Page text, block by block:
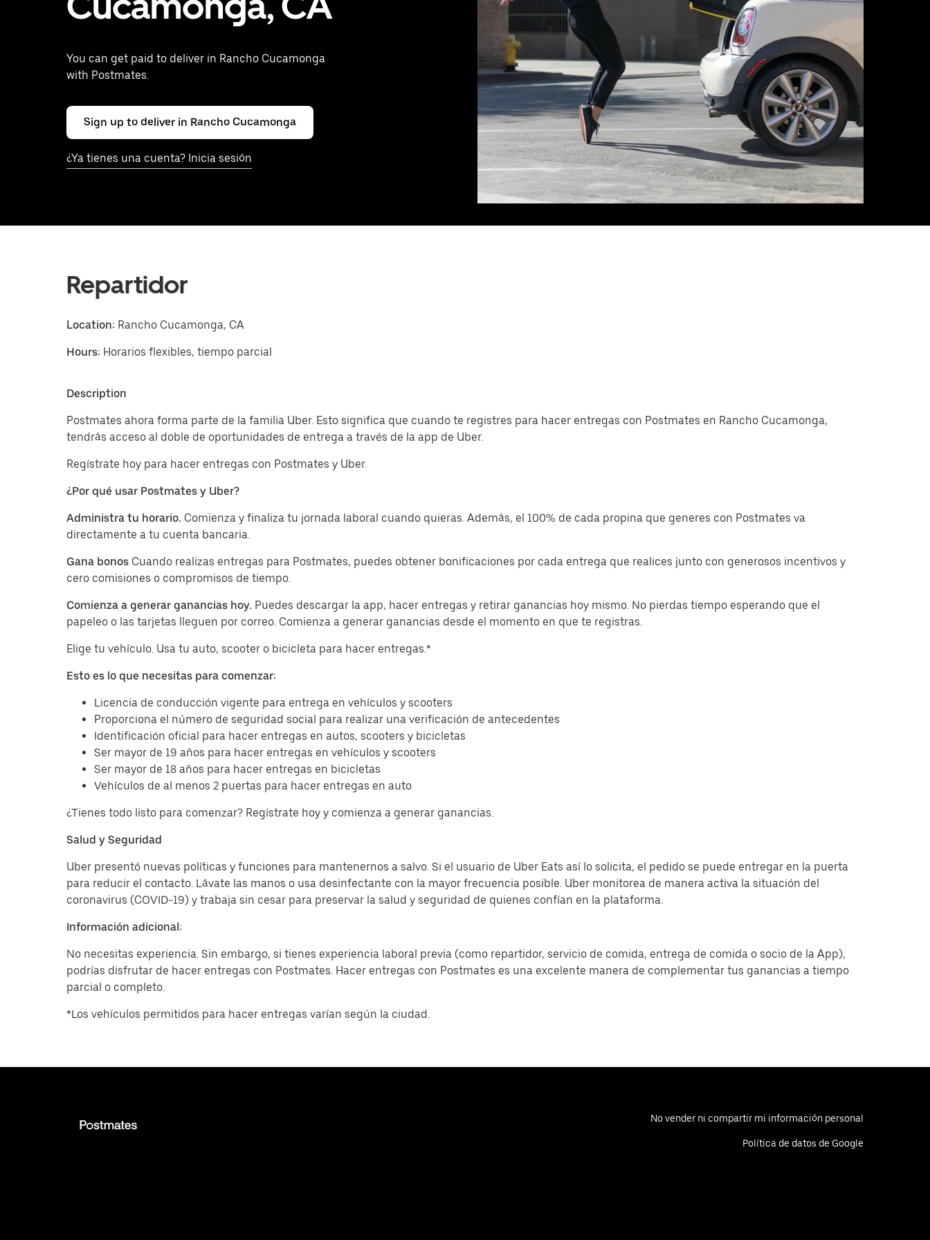
You can get paid to deliver in Rancho Cucamonga
with Postmates.
Sign up to deliver in Rancho Cucamonga
¿Ya tienes una cuenta? Inicia sesión
Repartidor
Location: Rancho Cucamonga, CA
Hours: Horarios flexibles, tiempo parcial
Description
Postmates ahora forma parte de la familia Uber. Esto significa que cuando te registres para hacer entregas con Postmates en Rancho Cucamonga,
tendrás acceso al doble de oportunidades de entrega a través de la app de Uber.
Regístrate hoy para hacer entregas con Postmates y Uber.
¿Por qué usar Postmates y Uber?
Administra tu horario. Comienza y finaliza tu jornada laboral cuando quieras. Además, el 100% de cada propina que generes con Postmates va
directamente a tu cuenta bancaria.
Gana bonos Cuando realizas entregas para Postmates, puedes obtener bonificaciones por cada entrega que realices junto con generosos incentivos y
cero comisiones o compromisos de tiempo.
Comienza a generar ganancias hoy. Puedes descargar la app, hacer entregas y retirar ganancias hoy mismo. No pierdas tiempo esperando que el
papeleo o las tarjetas lleguen por correo. Comienza a generar ganancias desde el momento en que te registras.
Elige tu vehículo. Usa tu auto, scooter o bicicleta para hacer entregas.*
Esto es lo que necesitas para comenzar:
Licencia de conducción vigente para entrega en vehículos y scooters
Proporciona el número de seguridad social para realizar una verificación de antecedentes
Identificación oficial para hacer entregas en autos, scooters y bicicletas
Ser mayor de 19 años para hacer entregas en vehículos y scooters
Ser mayor de 18 años para hacer entregas en bicicletas
Vehículos de al menos 2 puertas para hacer entregas en auto
¿Tienes todo listo para comenzar? Regístrate hoy y comienza a generar ganancias.
Salud y Seguridad
Uber presentó nuevas políticas y funciones para mantenernos a salvo. Si el usuario de Uber Eats así lo solicita, el pedido se puede entregar en la puerta
para reducir el contacto. Lávate las manos o usa desinfectante con la mayor frecuencia posible. Uber monitorea de manera activa la situación del
coronavirus (COVID-19) y trabaja sin cesar para preservar la salud y seguridad de quienes confían en la plataforma.
Información adicional:
No necesitas experiencia. Sin embargo, si tienes experiencia laboral previa (como repartidor, servicio de comida, entrega de comida o socio de la App),
podrías disfrutar de hacer entregas con Postmates. Hacer entregas con Postmates es una excelente manera de complementar tus ganancias a tiempo
parcial o completo.
*Los vehículos permitidos para hacer entregas varían según la ciudad.
No vender ni compartir mi información personal
Política de datos de Google